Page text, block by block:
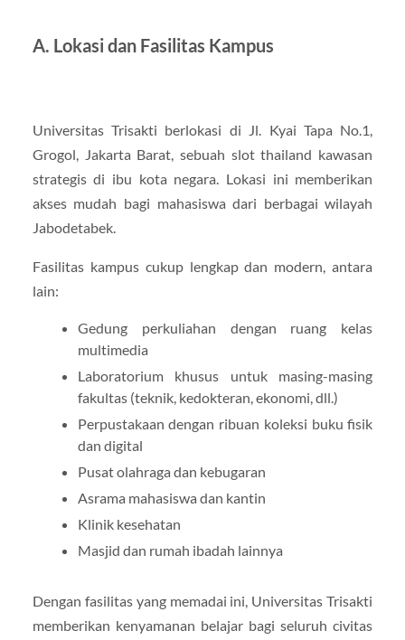
A. Lokasi dan Fasilitas Kampus
Universitas Trisakti berlokasi di Jl. Kyai Tapa No.1,
Grogol, Jakarta Barat, sebuah slot thailand kawasan
strategis di ibu kota negara. Lokasi ini memberikan
akses mudah bagi mahasiswa dari berbagai wilayah
Jabodetabek.
Fasilitas kampus cukup lengkap dan modern, antara
lain:
Gedung perkuliahan dengan ruang kelas
multimedia
Laboratorium khusus untuk masing-masing
fakultas (teknik, kedokteran, ekonomi, dll.)
Perpustakaan dengan ribuan koleksi buku fisik
dan digital
Pusat olahraga dan kebugaran
Asrama mahasiswa dan kantin
Klinik kesehatan
Masjid dan rumah ibadah lainnya
Dengan fasilitas yang memadai ini, Universitas Trisakti
memberikan kenyamanan belajar bagi seluruh civitas